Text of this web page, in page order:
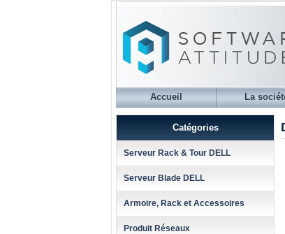
Accueil La
Catégories
Serveur Rack & Tour DELL
Serveur Blade DELL
Armoire, Rack et Accessoires
Produit Réseaux